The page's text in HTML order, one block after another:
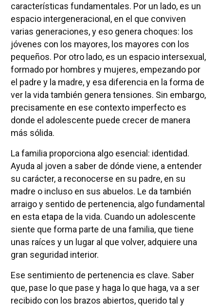
características fundamentales. Por un lado, es un
espacio intergeneracional, en el que conviven
varias generaciones, y eso genera choques: los
jóvenes con los mayores, los mayores con los
pequeños. Por otro lado, es un espacio intersexual,
formado por hombres y mujeres, empezando por
el padre y la madre, y esa diferencia en la forma de
ver la vida también genera tensiones. Sin embargo,
precisamente en ese contexto imperfecto es
donde el adolescente puede crecer de manera
más sólida.
La familia proporciona algo esencial: identidad.
Ayuda al joven a saber de dónde viene, a entender
su carácter, a reconocerse en su padre, en su
madre o incluso en sus abuelos. Le da también
arraigo y sentido de pertenencia, algo fundamental
en esta etapa de la vida. Cuando un adolescente
siente que forma parte de una familia, que tiene
unas raíces y un lugar al que volver, adquiere una
gran seguridad interior.
Ese sentimiento de pertenencia es clave. Saber
que, pase lo que pase y haga lo que haga, va a ser
recibido con los brazos abiertos, querido tal y